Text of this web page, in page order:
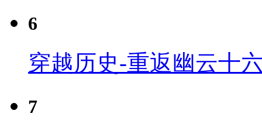
6
穿越历史-重返幽云十
7